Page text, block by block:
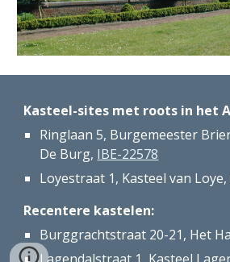
Kasteel-sites met roots in het
Ringlaan 5, Burgemeester
De Burg, IBE-22578
Loyestraat 1, Kasteel van Loye,
Recentere kastelen:
Burggrachtstraat 20-21, Het